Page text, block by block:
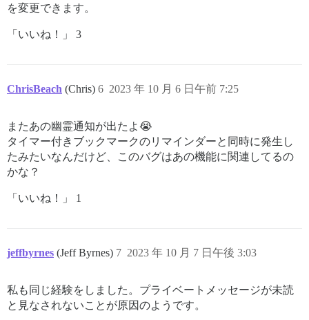
を変更できます。
「いいね！」 3
ChrisBeach (Chris) 2023 年 10 月 6 日午前 7:25
6
またあの幽霊通知が出たよ😭
タイマー付きブックマークのリマインダーと同時に発生し
たみたいなんだけど、このバグはあの機能に関連してるの
かな？
「いいね！」 1
jeffbyrnes (Jeff Byrnes) 2023 年 10 月 7 日午後 3:03
7
私も同じ経験をしました。プライベートメッセージが未読
と見なされないことが原因のようです。